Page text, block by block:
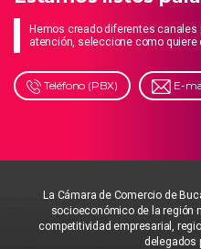
Hemos creado diferentes canales
atención, seleccione como
Teléfono (PBX) E-
La Cámara de Comercio de
socioeconómico de la región
competitividad empresarial,
delegados